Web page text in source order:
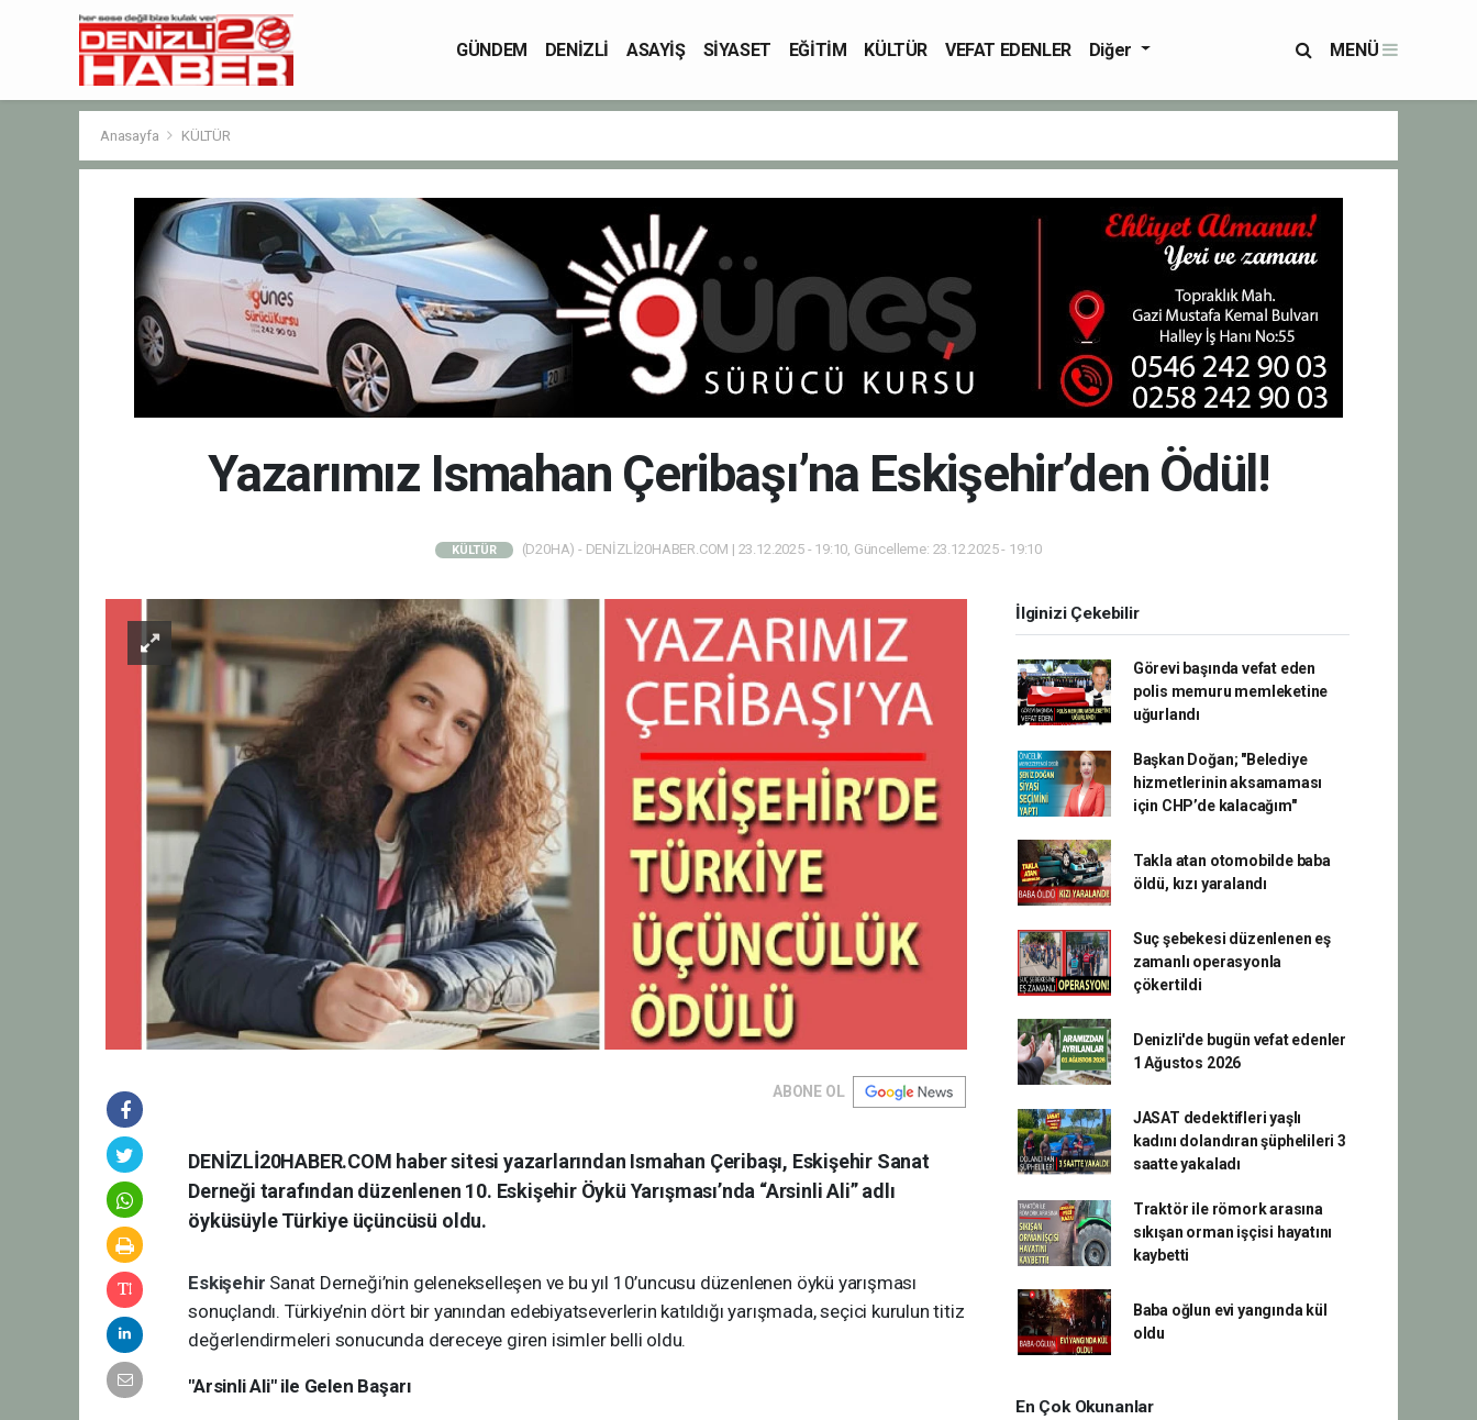
GÜNDEM DENİZLİ ASAYİŞ SİYASET EĞİTİM KÜLTÜR VEFAT EDENLER Diğer MENÜ
Anasayfa KÜLTÜR
Yazarımız Ismahan Çeribaşı’na Eskişehir’den Ödül!
KÜLTÜR (D20HA) - DENİZLİ20HABER.COM | 23.12.2025 - 19:10, Güncelleme: 23.12.2025 - 19:10
ABONE OL
DENİZLİ20HABER.COM haber sitesi yazarlarından Ismahan Çeribaşı, Eskişehir Sanat
Derneği tarafından düzenlenen 10. Eskişehir Öykü Yarışması’nda “Arsinli Ali” adlı
öyküsüyle Türkiye üçüncüsü oldu.
Eskişehir Sanat Derneği’nin gelenekselleşen ve bu yıl 10’uncusu düzenlenen öykü yarışması
sonuçlandı. Türkiye’nin dört bir yanından edebiyatseverlerin katıldığı yarışmada, seçici kurulun titiz
değerlendirmeleri sonucunda dereceye giren isimler belli oldu.
"Arsinli Ali" ile Gelen Başarı
İlginizi Çekebilir
Görevi başında vefat eden
polis memuru memleketine
uğurlandı
Başkan Doğan; "Belediye
hizmetlerinin aksamaması
için CHP’de kalacağım"
Takla atan otomobilde baba
öldü, kızı yaralandı
Suç şebekesi düzenlenen eş
zamanlı operasyonla
çökertildi
Denizli'de bugün vefat edenler
1 Ağustos 2026
JASAT dedektifleri yaşlı
kadını dolandıran şüphelileri 3
saatte yakaladı
Traktör ile römork arasına
sıkışan orman işçisi hayatını
kaybetti
Baba oğlun evi yangında kül
oldu
En Çok Okunanlar